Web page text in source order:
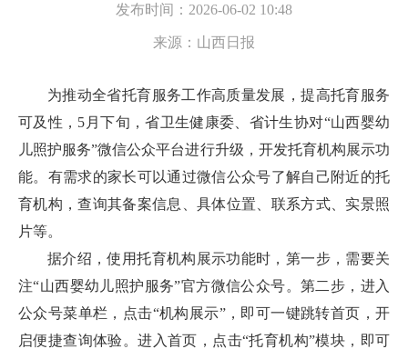
发布时间： 2026-06-02 10:48
来源： 山西日报
为推动全省托育服务工作高质量发展，提高托育服务
可及性，5月下旬，省卫生健康委、省计生协对“山西婴幼
儿照护服务”微信公众平台进行升级，开发托育机构展示功
能。有需求的家长可以通过微信公众号了解自己附近的托
育机构，查询其备案信息、具体位置、联系方式、实景照
片等。
据介绍，使用托育机构展示功能时，第一步，需要关
注“山西婴幼儿照护服务”官方微信公众号。第二步，进入
公众号菜单栏，点击“机构展示”，即可一键跳转首页，开
启便捷查询体验。进入首页，点击“托育机构”模块，即可